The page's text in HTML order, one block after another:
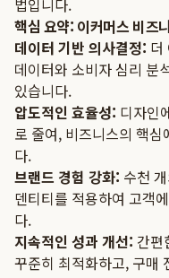
법입니다.
핵심 요약: 이커머스 비즈
데이터 기반 의사결정: 더
데이터와 소비자 심리 분
있습니다.
압도적인 효율성: 디자인
로 줄여, 비즈니스의 핵
다.
브랜드 경험 강화: 수천
덴티티를 적용하여 고객
다.
지속적인 성과 개선: 간편
꾸준히 최적화하고, 구매